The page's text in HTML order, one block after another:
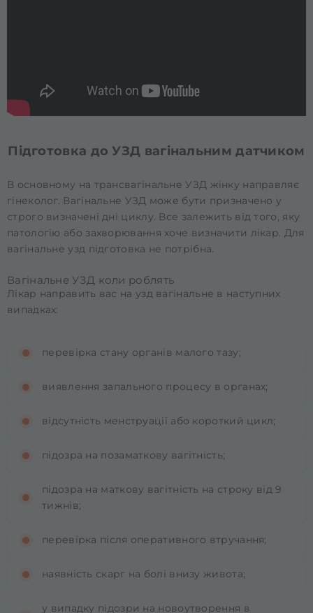
Підготовка до УЗД вагінальним датчиком
В основному на трансвагінальне УЗД жінку направляє
гінеколог. Вагінальне УЗД може бути призначено у
строго визначені дні циклу. Все залежить від того, яку
патологію або захворювання хоче визначити лікар. Для
вагінальне узд підготовка не потрібна.
Вагінальне УЗД коли роблять
Лікар направить вас на узд вагінальне в наступних
випадках:
перевірка стану органів малого тазу;
виявлення запального процесу в органах;
відсутність менструації або короткий цикл;
підозра на позаматкову вагітність;
підозра на маткову вагітність на строку від 9
тижнів;
перевірка після оперативного втручання;
наявність скарг на болі внизу живота;
у випадку підозри на новоутворення в